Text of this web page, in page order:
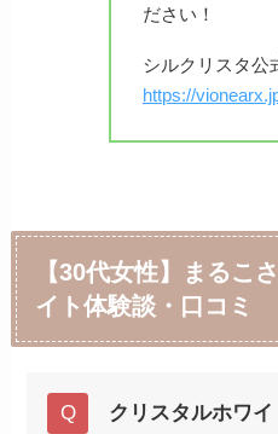
ださい！
シルクリスタ公
https://
【30代女性】まるこ
イト体験談・口コミ
クリスタルホワ